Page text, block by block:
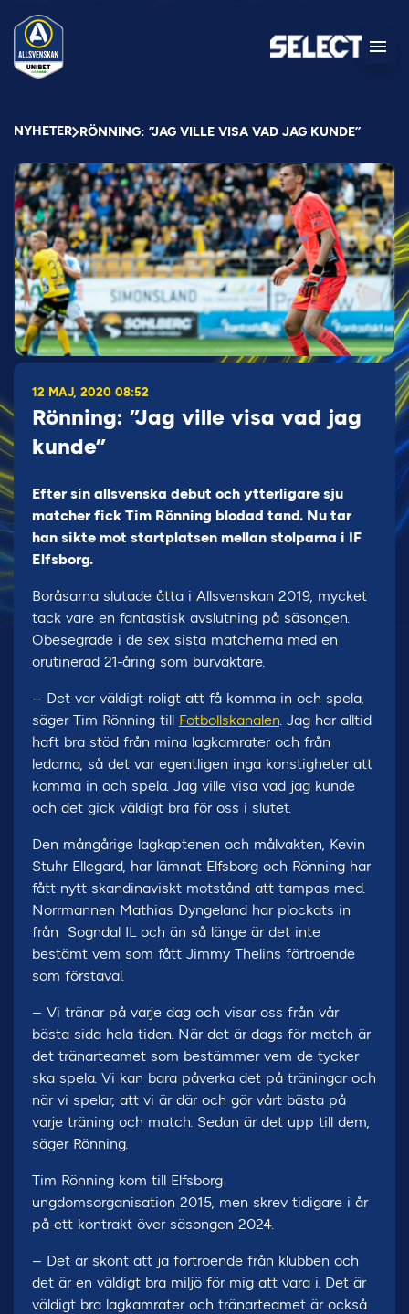
NYHETER RÖNNING: ”JAG VILLE VISA VAD JAG KUNDE”
12 MAJ, 2020 08:52
Rönning: ”Jag ville visa vad jag
kunde”
Efter sin allsvenska debut och ytterligare sju
matcher fick Tim Rönning blodad tand. Nu tar
han sikte mot startplatsen mellan stolparna i IF
Elfsborg.
Boråsarna slutade åtta i Allsvenskan 2019, mycket
tack vare en fantastisk avslutning på säsongen.
Obesegrade i de sex sista matcherna med en
orutinerad 21-åring som burväktare.
– Det var väldigt roligt att få komma in och spela,
säger Tim Rönning till Fotbollskanalen. Jag har alltid
haft bra stöd från mina lagkamrater och från
ledarna, så det var egentligen inga konstigheter att
komma in och spela. Jag ville visa vad jag kunde
och det gick väldigt bra för oss i slutet.
Den mångårige lagkaptenen och målvakten, Kevin
Stuhr Ellegard, har lämnat Elfsborg och Rönning har
fått nytt skandinaviskt motstånd att tampas med.
Norrmannen Mathias Dyngeland har plockats in
från Sogndal IL och än så länge är det inte
bestämt vem som fått Jimmy Thelins förtroende
som förstaval.
– Vi tränar på varje dag och visar oss från vår
bästa sida hela tiden. När det är dags för match är
det tränarteamet som bestämmer vem de tycker
ska spela. Vi kan bara påverka det på träningar och
när vi spelar, att vi är där och gör vårt bästa på
varje träning och match. Sedan är det upp till dem,
säger Rönning.
Tim Rönning kom till Elfsborg
ungdomsorganisation 2015, men skrev tidigare i år
på ett kontrakt över säsongen 2024.
– Det är skönt att ja förtroende från klubben och
det är en väldigt bra miljö för mig att vara i. Det är
väldigt bra lagkamrater och tränarteamet är också